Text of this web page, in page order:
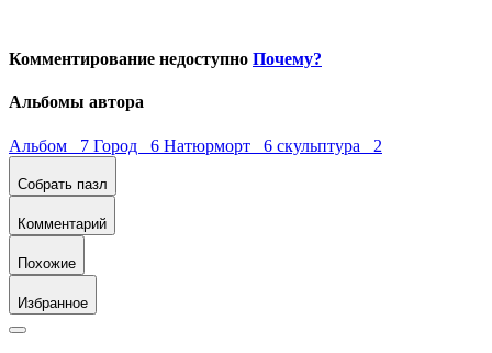
Комментирование недоступно Почему?
Альбомы автора
Альбом 7 Город 6 Натюрморт 6 скульптура 2
Собрать пазл
Комментарий
Похожие
Избранное